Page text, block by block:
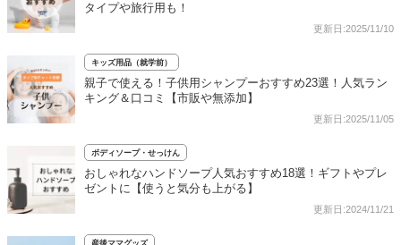
タイプや旅行用も！
更新日:2025/11/10
キッズ用品（就学前）
親子で使える！子供用シャンプーおすすめ23選！人気ラン
キング＆口コミ【市販や無添加】
更新日:2025/11/05
ボディソープ・せっけん
おしゃれなハンドソープ人気おすすめ18選！ギフトやプレ
ゼントに【使うと気分も上がる】
更新日:2024/11/21
産後ママグッズ